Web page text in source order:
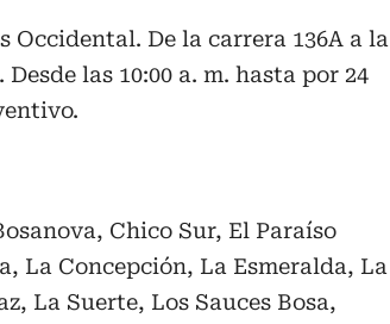
Occidental. De la carrera 136A a la
las 10:00 a. m. hasta por 24
Chico Sur, El Paraíso
La Concepción, La Esmeralda, La
La Suerte, Los Sauces Bosa,